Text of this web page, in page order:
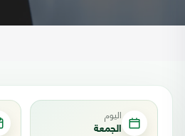
اليوم
الجمعة